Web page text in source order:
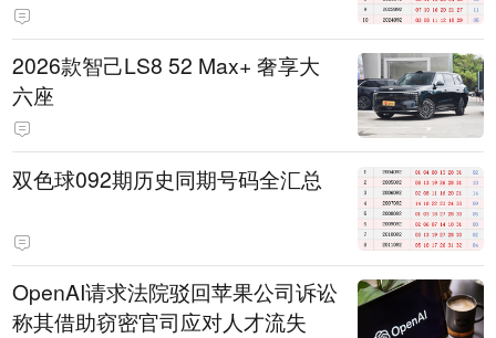
2026款智己LS8 52 Max+ 奢享大
六座
双色球092期历史同期号码全汇总
OpenAI请求法院驳回苹果公司诉讼
称其借助窃密官司应对人才流失